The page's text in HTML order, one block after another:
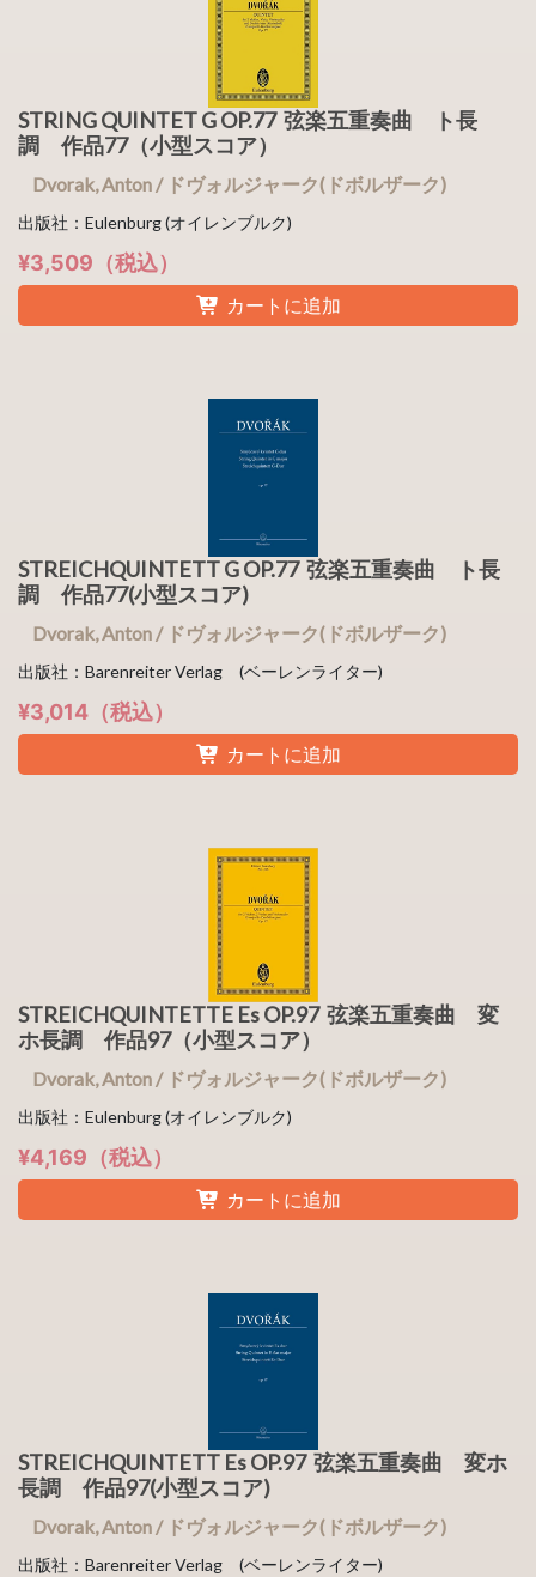
STRING QUINTET G OP.77 弦楽五重奏曲 ト長
調 作品77（小型スコア）
Dvorak, Anton / ドヴォルジャーク(ドボルザーク)
出版社：Eulenburg (オイレンブルク)
¥3,509（税込）
カートに追加
STREICHQUINTETT G OP.77 弦楽五重奏曲 ト長
調 作品77(小型スコア)
Dvorak, Anton / ドヴォルジャーク(ドボルザーク)
出版社：Barenreiter Verlag (ベーレンライター)
¥3,014（税込）
カートに追加
STREICHQUINTETTE Es OP.97 弦楽五重奏曲 変
ホ長調 作品97（小型スコア）
Dvorak, Anton / ドヴォルジャーク(ドボルザーク)
出版社：Eulenburg (オイレンブルク)
¥4,169（税込）
カートに追加
STREICHQUINTETT Es OP.97 弦楽五重奏曲 変ホ
長調 作品97(小型スコア)
Dvorak, Anton / ドヴォルジャーク(ドボルザーク)
出版社：Barenreiter Verlag (ベーレンライター)